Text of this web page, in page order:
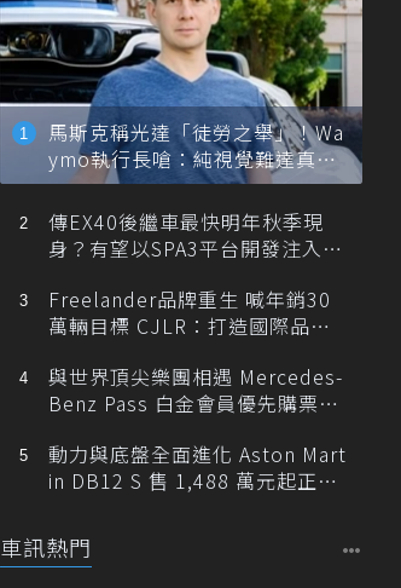
馬斯克稱光達「徒勞之舉」！Wa
ymo執行長嗆：純視覺難達真正
自動駕駛
傳EX40後繼車最快明年秋季現
身？有望以SPA3平台開發注入80
Freelander品牌重生 喊年銷30
萬輛目標 CJLR：打造國際品牌
與世界頂尖樂團相遇 Mercedes-
Benz Pass 白金會員優先購票維
動力與底盤全面進化 Aston Mart
in DB12 S 售 1,488 萬元起正式
車訊熱門